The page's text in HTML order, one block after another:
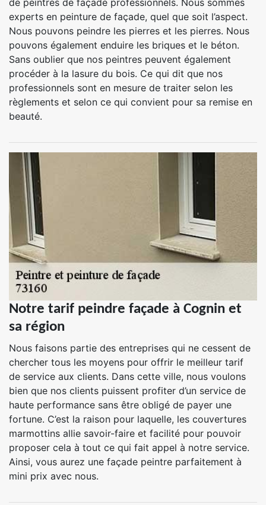
de peintres de façade professionnels. Nous sommes
experts en peinture de façade, quel que soit l’aspect.
Nous pouvons peindre les pierres et les pierres. Nous
pouvons également enduire les briques et le béton.
Sans oublier que nos peintres peuvent également
procéder à la lasure du bois. Ce qui dit que nos
professionnels sont en mesure de traiter selon les
règlements et selon ce qui convient pour sa remise en
beauté.
Notre tarif peindre façade à Cognin et
sa région
Nous faisons partie des entreprises qui ne cessent de
chercher tous les moyens pour offrir le meilleur tarif
de service aux clients. Dans cette ville, nous voulons
bien que nos clients puissent profiter d’un service de
haute performance sans être obligé de payer une
fortune. C’est la raison pour laquelle, les couvertures
marmottins allie savoir-faire et facilité pour pouvoir
proposer cela à tout ce qui fait appel à notre service.
Ainsi, vous aurez une façade peintre parfaitement à
mini prix avec nous.